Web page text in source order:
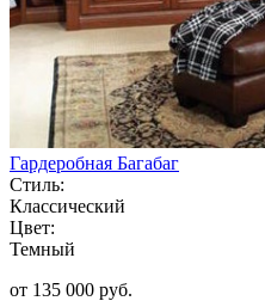
Гардеробная Багабаг
Стиль:
Классический
Цвет:
Темный
от 135 000 руб.